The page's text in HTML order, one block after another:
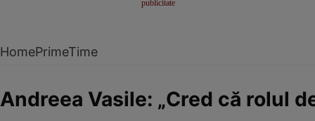
HomePrimeTime
Andreea Vasile: „Cred că rolul